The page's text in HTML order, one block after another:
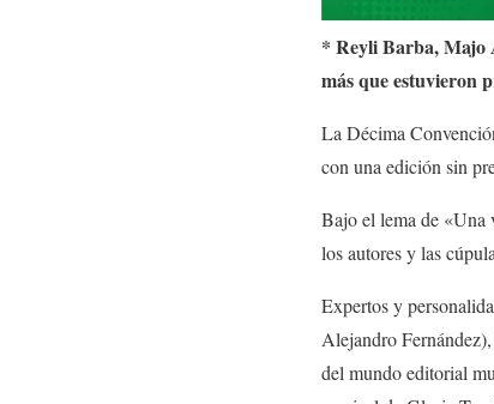
* Reyli Barba, Majo
más que estuvieron
La Décima
con una edición sin
Bajo el lema de «Una
los autores y las
Expertos y
Alejandro Fernández),
del mundo editorial